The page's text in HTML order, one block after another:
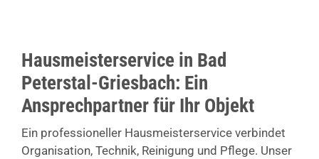
Hausmeisterservice in Bad
Peterstal-Griesbach: Ein
Ansprechpartner für Ihr Objekt
Ein professioneller Hausmeisterservice verbindet
Organisation, Technik, Reinigung und Pflege. Unser